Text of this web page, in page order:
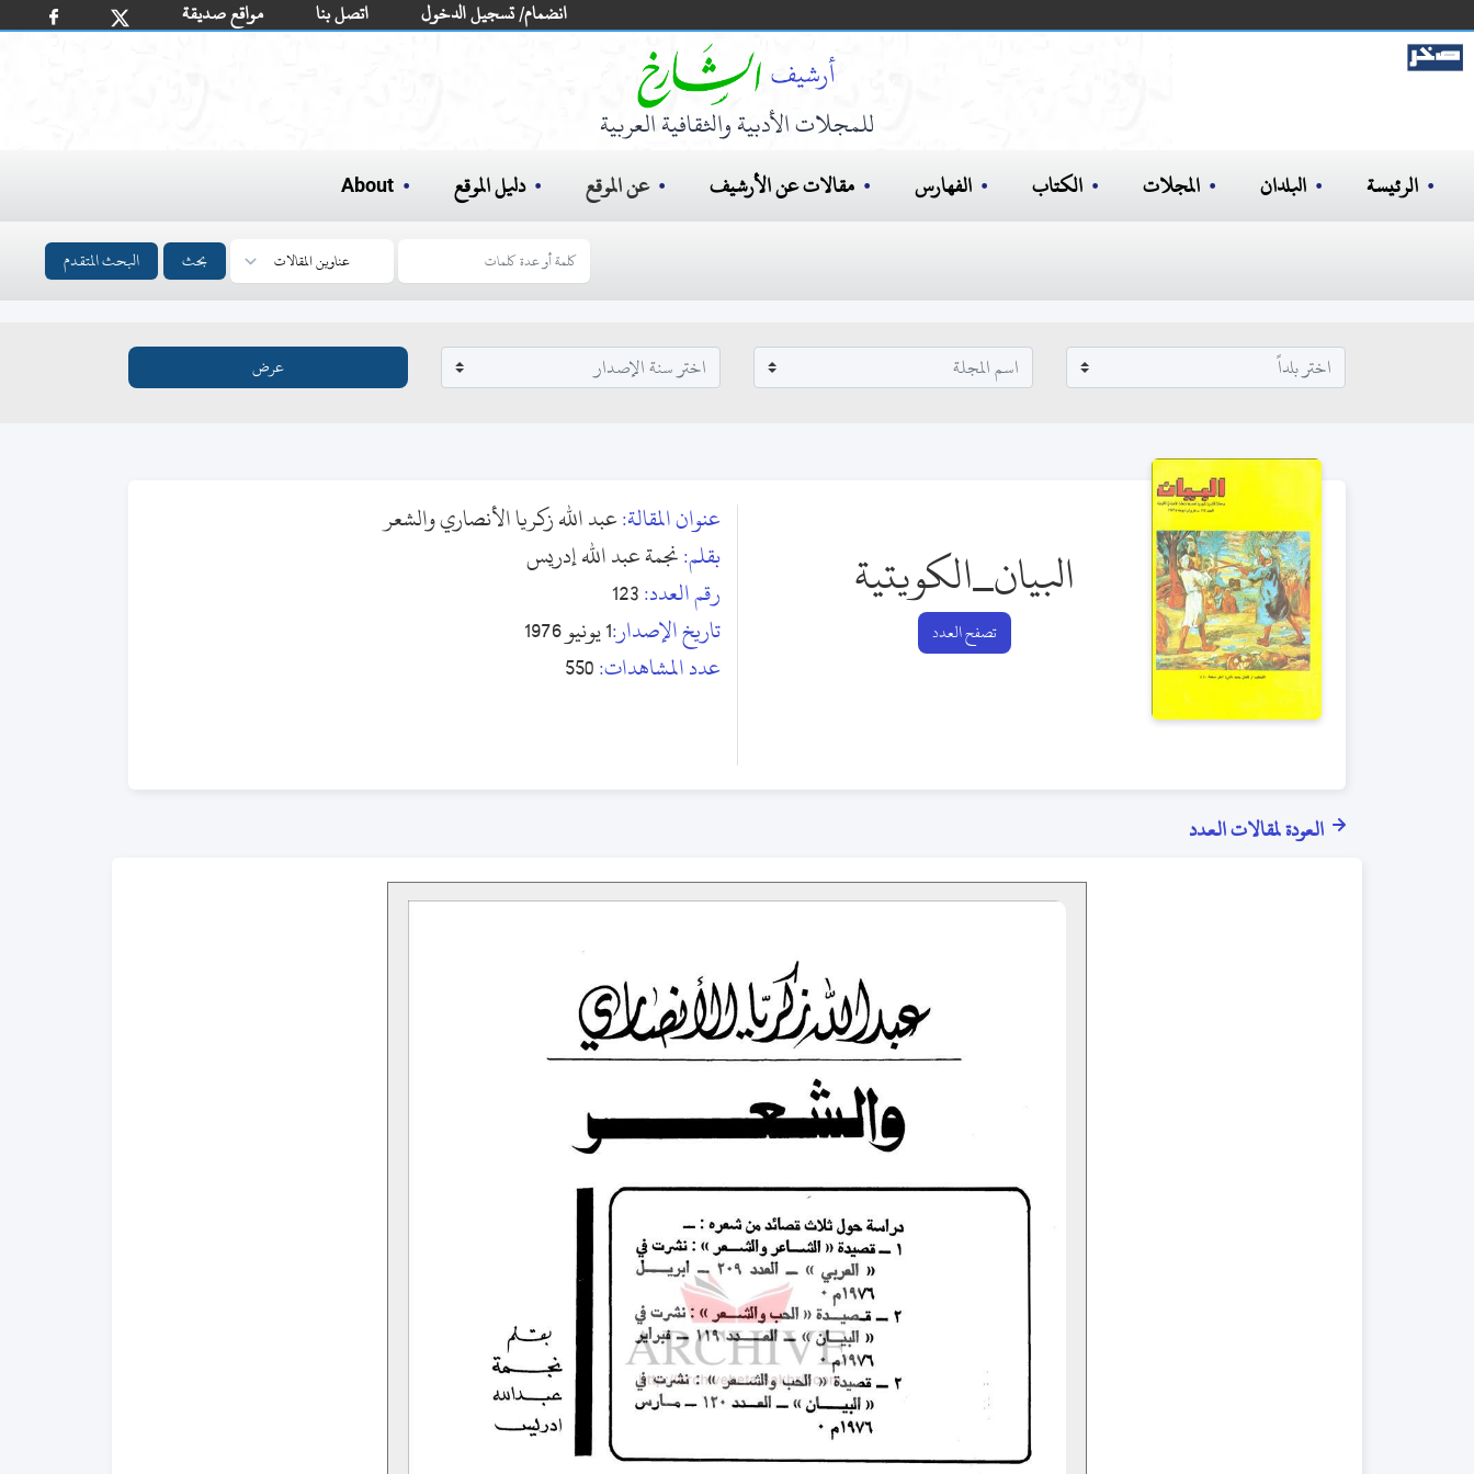
مواقع صديقة اتصل بنا انضمام/ تسجيل الدخول
للمجلات الأدبية والثقافية العربية
الرئيسة البلدان المجلات الكتاب الفهارس مقالات عن الأرشيف عن الموقع دليل الموقع About
بحث البحث المتقدم
البيان_الكويتية
تصفح العدد
عنوان المقالة:عبد الله زكريا الأنصاري والشعر
بقلم:نجمة عبد الله إدريس
رقم العدد:123
تاريخ الإصدار:1 يونيو 1976
عدد المشاهدات:550
العودة لمقالات العدد